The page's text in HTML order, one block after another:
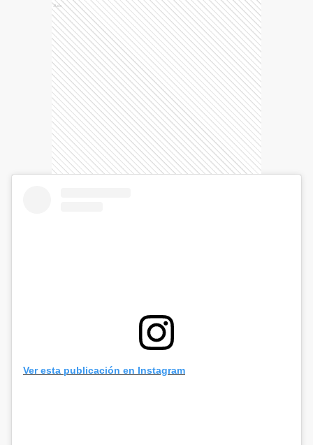
Ads
Ver esta publicación en Instagram